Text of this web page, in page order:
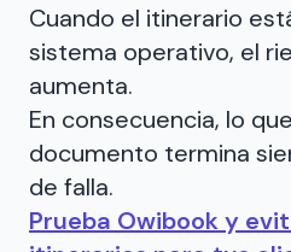
Cuando el itinerario
sistema operativo, el
aumenta.
En consecuencia, lo
documento termina
de falla.
Prueba Owibook y